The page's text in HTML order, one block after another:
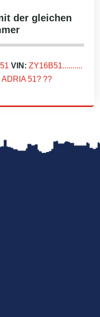
der gleichen
VIN: ZY16B51..........
ADRIA 51? ??